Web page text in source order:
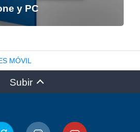
y PC
MÓVIL
Subir